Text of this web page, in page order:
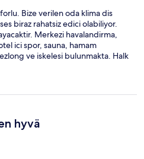
Bize verilen oda klima dis
biraz rahatsiz edici olabiliyor.
Merkezi havalandirma,
ici spor, sauna, hamam
ve iskelesi bulunmakta. Halk
Yemekler bizim icin yeterliydi
makul olmayabilir.
hyvä